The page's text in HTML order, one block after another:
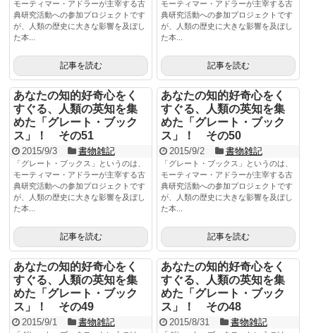
モーティマー・アドラーが主宰する古
典研究活動への参加プロジェクトです
が、人類の歴史に大きな影響を及ぼし
た本...
記事を読む
モーティマー・アドラーが主宰する古
典研究活動への参加プロジェクトです
が、人類の歴史に大きな影響を及ぼし
た本...
記事を読む
あなたの知的好奇心をく
すぐる、人類の英知を集
めた「グレート・ブック
ス」！ その51
2015/9/3 書物雑記
「グレート・ブックス」というのは、
モーティマー・アドラーが主宰する古
典研究活動への参加プロジェクトです
が、人類の歴史に大きな影響を及ぼし
た本...
記事を読む
あなたの知的好奇心をく
すぐる、人類の英知を集
めた「グレート・ブック
ス」！ その50
2015/9/2 書物雑記
「グレート・ブックス」というのは、
モーティマー・アドラーが主宰する古
典研究活動への参加プロジェクトです
が、人類の歴史に大きな影響を及ぼし
た本...
記事を読む
あなたの知的好奇心をく
すぐる、人類の英知を集
めた「グレート・ブック
ス」！ その49
2015/9/1 書物雑記
あなたの知的好奇心をく
すぐる、人類の英知を集
めた「グレート・ブック
ス」！ その48
2015/8/31 書物雑記